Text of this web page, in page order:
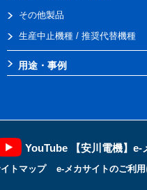
その他製品
生産中止機種 / 推奨代替機種
用途・事例
YouTube 【安川電機】e-
トマップ e-メカサイトのご利